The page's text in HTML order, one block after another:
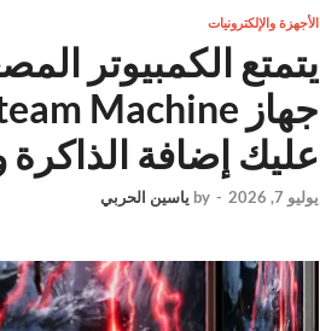
الأجهزة والإلكترونيات
عليك إضافة الذاكرة
يوليو 7, 2026 -
by ياسين الحربي